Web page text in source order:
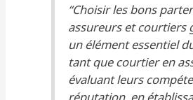
“Choisir les bons
assureurs et courtiers
un élément essentiel
tant que courtier en
évaluant leurs
réputation, en